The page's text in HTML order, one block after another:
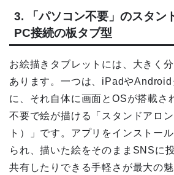
3. 「パソコン不要」のスタン
PC接続の板タブ型
お絵描きタブレットには、大きく
あります。一つは、iPadやAndroid
に、それ自体に画面とOSが搭載さ
不要で絵が描ける「スタンドアロ
ト）」です。アプリをインストー
られ、描いた絵をそのままSNSに
共有したりできる手軽さが最大の